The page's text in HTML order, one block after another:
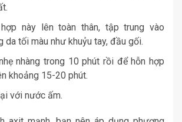
này lên toàn thân, tập trung vào
da tối màu như khuỷu tay, đầu gối.
nhàng trong 10 phút rồi để hỗn hợp
khoảng 15-20 phút.
với nước ấm.